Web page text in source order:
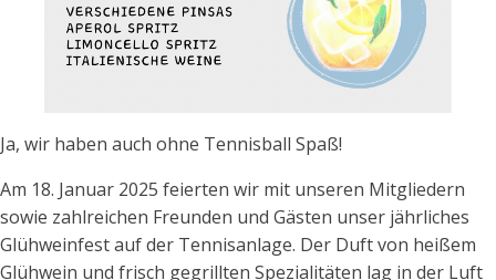
Ja, wir haben auch ohne Tennisball Spaß!
Am 18. Januar 2025 feierten wir mit unseren Mitgliedern
sowie zahlreichen Freunden und Gästen unser jährliches
Glühweinfest auf der Tennisanlage. Der Duft von heißem
Glühwein und frisch gegrillten Spezialitäten lag in der Luft